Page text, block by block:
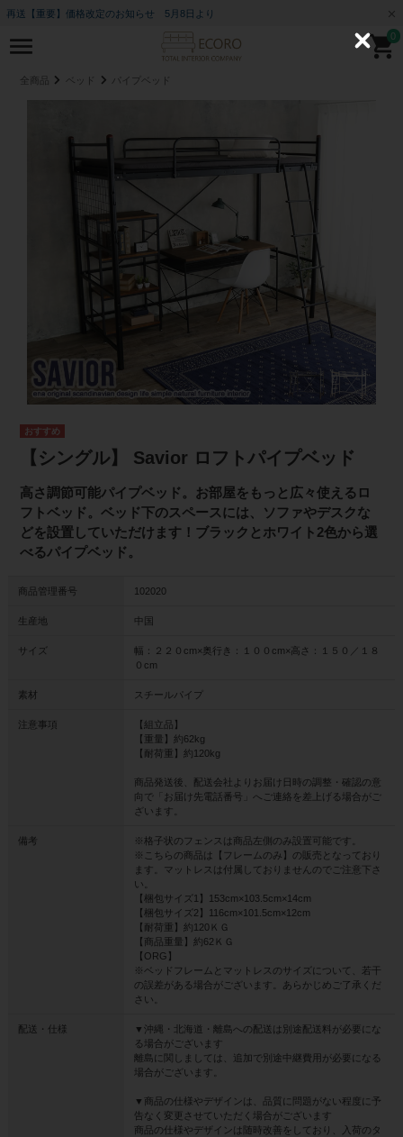
再送【重要】価格改定のお知らせ 5月8日より
0
全商品 ベッド パイプベッド
【シングル】 Savior ロフトパイプベッド
高さ調節可能パイプベッド。お部屋をもっと広々使えるロ
フトベッド。ベッド下のスペースには、ソファやデスクな
どを設置していただけます！ブラックとホワイト2色から選
べるパイプベッド。
商品管理番号 102020
生産地 中国
サイズ
幅：２２０cm×奥行き：１００cm×高さ：１５０／１８
０cm
素材 スチールパイプ
注意事項
【組立品】
【重量】約62kg
【耐荷重】約120kg
商品発送後、配送会社よりお届け日時の調整・確認の意
向で「お届け先電話番号」へご連絡を差上げる場合がご
ざいます。
備考
※格子状のフェンスは商品左側のみ設置可能です。
※こちらの商品は【フレームのみ】の販売となっており
ます。マットレスは付属しておりませんのでご注意下さ
い。
【梱包サイズ1】153cm×103.5cm×14cm
【梱包サイズ2】116cm×101.5cm×12cm
【耐荷重】約120ＫＧ
【商品重量】約62ＫＧ
【ORG】
※ベッドフレームとマットレスのサイズについて、若干
の誤差がある場合がございます。あらかじめご了承くだ
さい。
配送・仕様
▼沖縄・北海道・離島への配送は別途配送料が必要にな
る場合がございます
離島に関しましては、追加で別途中継費用が必要になる
場合がございます。
▼商品の仕様やデザインは、品質に問題がない程度に予
告なく変更させていただく場合がございます
商品の仕様やデザインは随時改善をしており、入荷のタ
C